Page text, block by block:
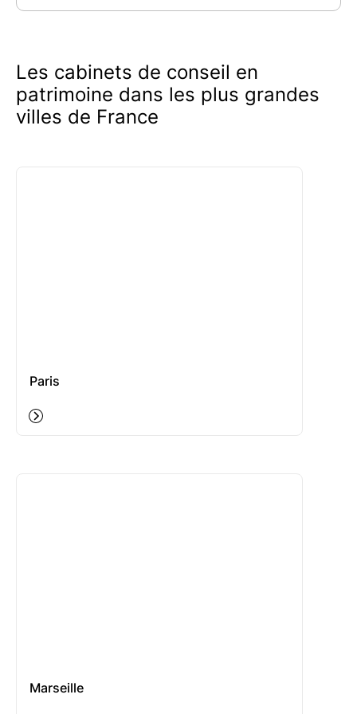
conseils pour optimiser votre patrimoine en
Les cabinets de conseil en
patrimoine dans les plus grandes
villes de France
Paris
Marseille